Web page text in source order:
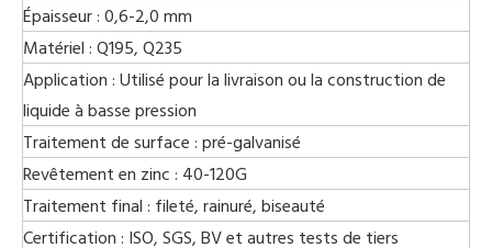
Épaisseur: 0,6-2,0 mm
Matériel : Q195, Q235
Application : Utilisé pour la livraison ou la construction de
liquide à basse pression
Traitement de surface : pré-galvanisé
Revêtement en zinc : 40-120G
Traitement final : fileté, rainuré, biseauté
Certification : ISO, SGS, BV et autres tests de tiers